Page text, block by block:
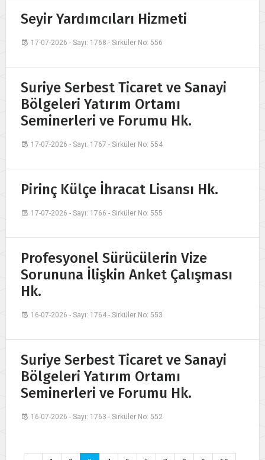
Seyir Yardımcıları Hizmeti
17-07-2026 - Sayı: 1768 - Sirküler No: 556
Suriye Serbest Ticaret ve Sanayi
Bölgeleri Yatırım Ortamı
Seminerleri ve Forumu Hk.
17-07-2026 - Sayı: 1767 - Sirküler No: 554
Pirinç Külçe İhracat Lisansı Hk.
17-07-2026 - Sayı: 1766 - Sirküler No: 555
Profesyonel Sürücülerin Vize
Sorununa İlişkin Anket Çalışması
Hk.
16-07-2026 - Sayı: 1764 - Sirküler No: 553
Suriye Serbest Ticaret ve Sanayi
Bölgeleri Yatırım Ortamı
Seminerleri ve Forumu Hk.
16-07-2026 - Sayı: 1763 - Sirküler No: 552